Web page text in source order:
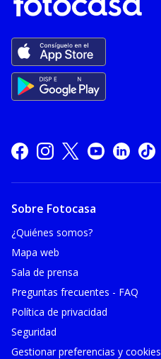
Sobre Fotocasa
¿Quiénes somos?
Mapa web
Sala de prensa
Preguntas frecuentes - FAQ
Política de privacidad
Seguridad
Gestionar preferencias y cookies